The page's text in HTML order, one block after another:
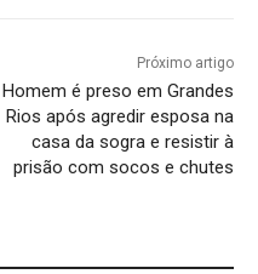
Próximo artigo
Homem é preso em Grandes
Rios após agredir esposa na
casa da sogra e resistir à
prisão com socos e chutes